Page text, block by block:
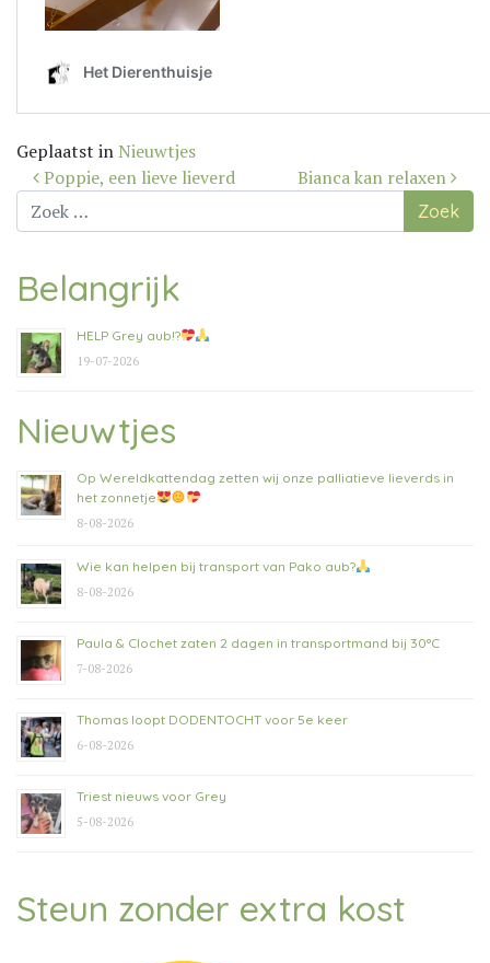
Geplaatst in Nieuwtjes
Bericht
navigatie
Poppie, een lieve lieverd
Bianca kan relaxen
Zoek
naar:
Belangrijk
HELP Grey aub!?
19-07-2026
Nieuwtjes
Op Wereldkattendag zetten wij onze palliatieve lieverds in
het zonnetje
8-08-2026
Wie kan helpen bij transport van Pako aub?
8-08-2026
Paula & Clochet zaten 2 dagen in transportmand bij 30°C
7-08-2026
Thomas loopt DODENTOCHT voor 5e keer
6-08-2026
Triest nieuws voor Grey
5-08-2026
Steun zonder extra kost